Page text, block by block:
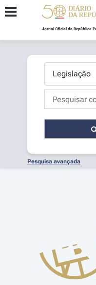
Jornal Oficial da República
Pesquisa avançada